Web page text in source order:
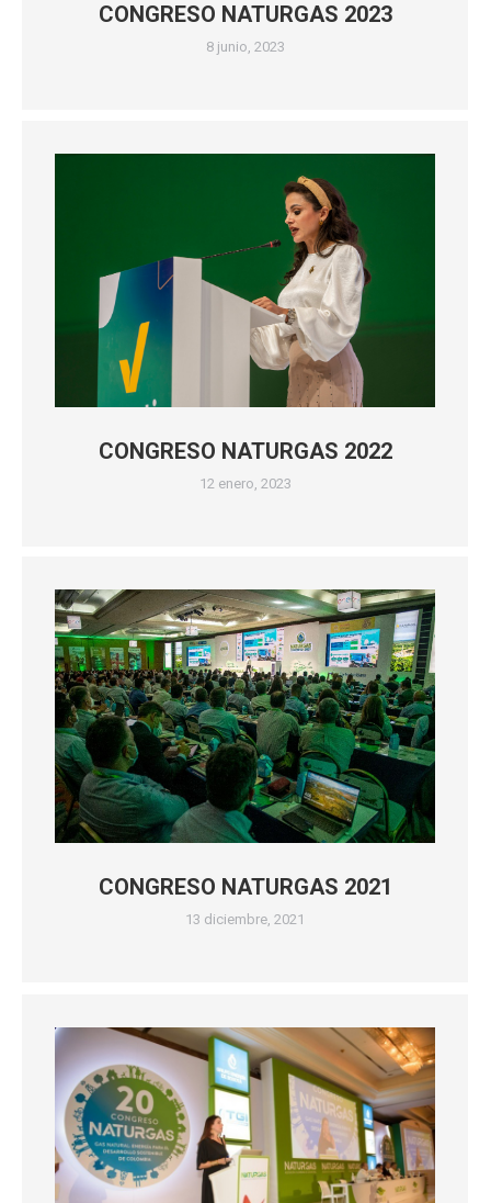
CONGRESO NATURGAS 2023
8 junio, 2023
CONGRESO NATURGAS 2022
12 enero, 2023
CONGRESO NATURGAS 2021
13 diciembre, 2021